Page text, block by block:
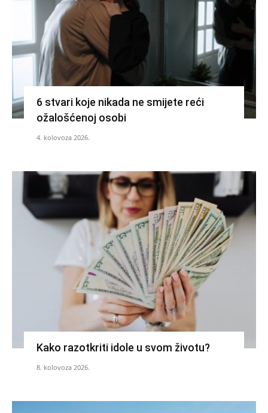
6 stvari koje nikada ne smijete reći
ožalošćenoj osobi
4. kolovoza 2026.
Kako razotkriti idole u svom životu?
8. kolovoza 2026.